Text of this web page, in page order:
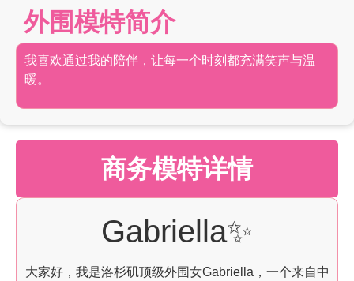
外围模特简介
我喜欢通过我的陪伴，让每一个时刻都充满笑声与温
暖。
商务模特详情
Gabriella✨
大家好，我是洛杉矶顶级外围女Gabriella，一个来自中